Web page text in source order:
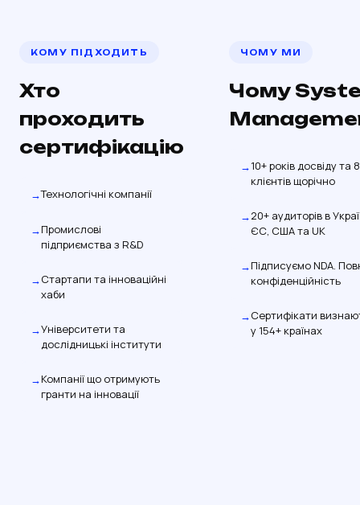
КОМУ ПІДХОДИТЬ
Хто
проходить
сертифікацію
Технологічні компанії
Промислові
підприємства з R&D
Стартапи та інноваційні
хаби
Університети та
дослідницькі інститути
Компанії що отримують
гранти на інновації
ЧОМУ МИ
Чому
10+ років досвіду та
клієнтів щорічно
20+ аудиторів в
ЄС, США та UK
Підписуємо NDA.
конфіденційність
Сертифікати
у 154+ країнах